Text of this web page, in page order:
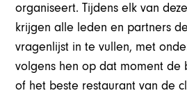
organiseert. Tijdens elk van
krijgen alle leden en partners
vragenlijst in te vullen, met
volgens hen op dat moment de
of het beste restaurant van de